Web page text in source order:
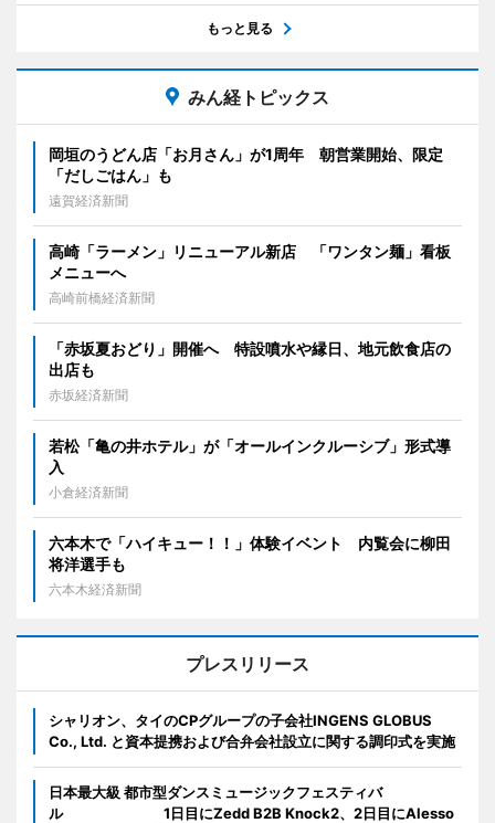
もっと見る
みん経トピックス
岡垣のうどん店「お月さん」が1周年 朝営業開始、限定
「だしごはん」も
遠賀経済新聞
高崎「ラーメン」リニューアル新店 「ワンタン麺」看板
メニューへ
高崎前橋経済新聞
「赤坂夏おどり」開催へ 特設噴水や縁日、地元飲食店の
出店も
赤坂経済新聞
若松「亀の井ホテル」が「オールインクルーシブ」形式導
入
小倉経済新聞
六本木で「ハイキュー！！」体験イベント 内覧会に柳田
将洋選手も
六本木経済新聞
プレスリリース
シャリオン、タイのCPグループの子会社INGENS GLOBUS
Co., Ltd. と資本提携および合弁会社設立に関する調印式を実施
日本最大級 都市型ダンスミュージックフェスティバ
ル 1日目にZedd B2B Knock2、2日目にAlesso